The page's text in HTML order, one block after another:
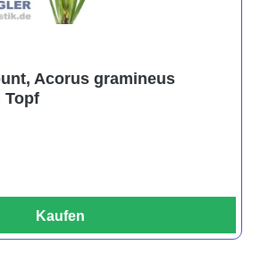
Acorus gramineus
Topf
Kaufen